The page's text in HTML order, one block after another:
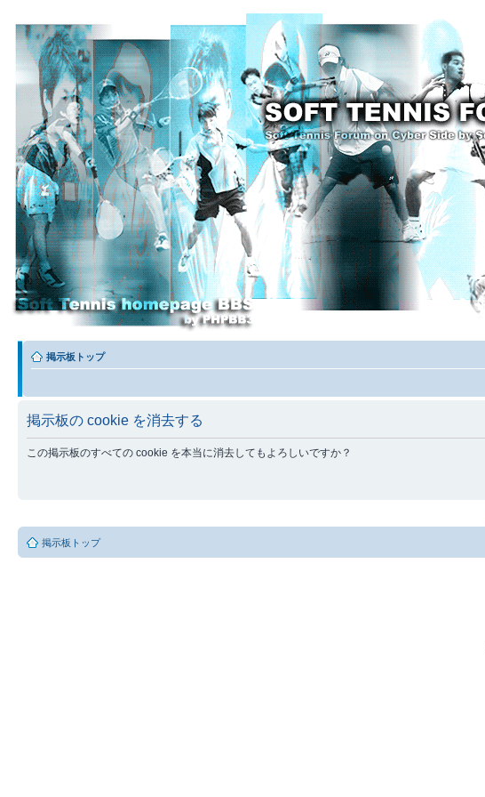
掲示板トップ
掲示板の cookie を消去する
この掲示板のすべての cookie を本当に消去してもよろしいですか？
掲示板トップ